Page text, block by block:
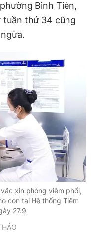
Bình Tiên,
tuần thứ 34 cũng
xin phòng viêm phổi,
con tại Hệ thống Tiêm
27.9